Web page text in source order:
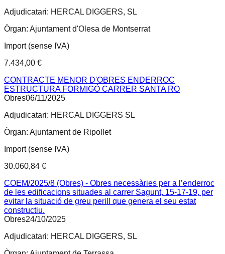
Adjudicatari: HERCAL DIGGERS, SL
Òrgan: Ajuntament d'Olesa de Montserrat
Import (sense IVA)
7.434,00 €
CONTRACTE MENOR D'OBRES ENDERROC
ESTRUCTURA FORMIGÓ CARRER SANTA RO
Obres06/11/2025
Adjudicatari: HERCAL DIGGERS SL
Òrgan: Ajuntament de Ripollet
Import (sense IVA)
30.060,84 €
COEM/2025/8 (Obres) - Obres necessàries per a l’enderroc
de les edificacions situades al carrer Sagunt, 15-17-19, per
evitar la situació de greu perill que genera el seu estat
constructiu.
Obres24/10/2025
Adjudicatari: HERCAL DIGGERS, SL